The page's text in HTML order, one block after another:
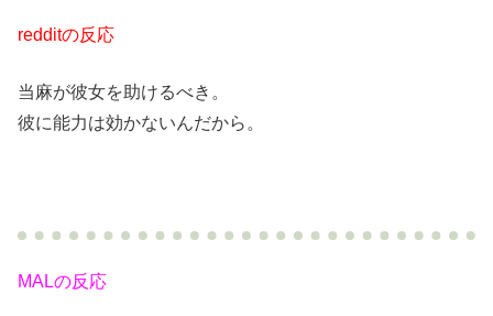
redditの反応
当麻が彼女を助けるべき。
彼に能力は効かないんだから。
MALの反応